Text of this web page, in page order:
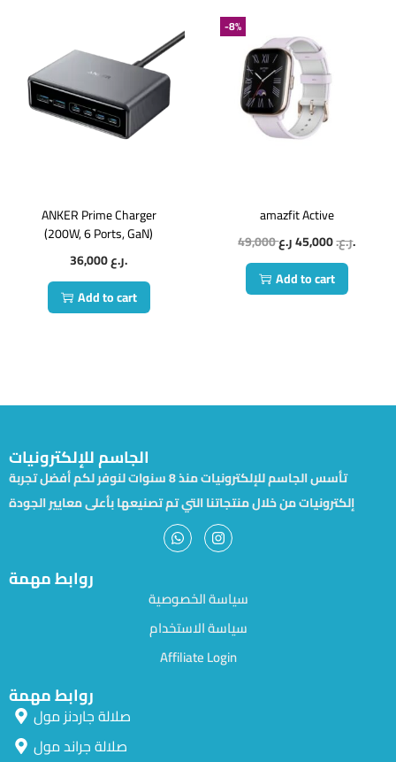
ANKER Prime Charger
(200W, 6 Ports, GaN)
36,000
ر.ع.
Add to cart
-8%
amazfit Active
49,000
ر.ع.45,000
ر.ع.
Add to cart
الجاسم للإلكترونيات
تأسس الجاسم للإلكترونيات منذ 8 سنوات لنوفر لكم أفضل تجربة
إلكترونيات من خلال منتجاتنا التي تم تصنيعها بأعلى معايير الجودة
روابط مهمة
سياسة الخصوصية
سياسة الاستخدام
Affiliate Login
روابط مهمة
صلالة جاردنز مول
صلالة جراند مول